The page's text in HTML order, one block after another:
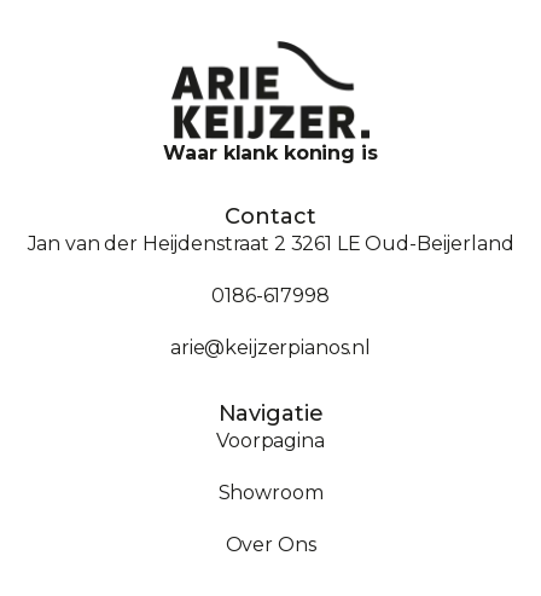
Waar klank koning is
Contact
Jan van der Heijdenstraat 2 3261 LE Oud-Beijerland
0186-617998
arie@keijzerpianos.nl
Navigatie
Voorpagina
Showroom
Over Ons